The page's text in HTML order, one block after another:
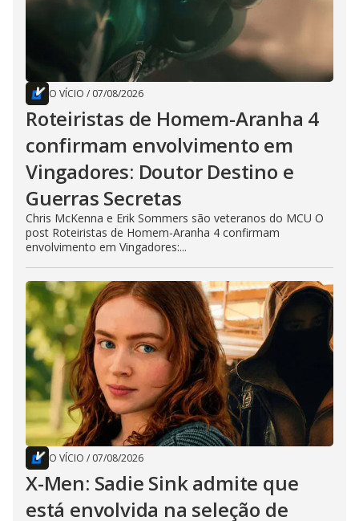
O VÍCIO / 07/08/2026
Roteiristas de Homem-Aranha 4
confirmam envolvimento em
Vingadores: Doutor Destino e
Guerras Secretas
Chris McKenna e Erik Sommers são veteranos do MCU O
post Roteiristas de Homem-Aranha 4 confirmam
envolvimento em Vingadores:...
O VÍCIO / 07/08/2026
X-Men: Sadie Sink admite que
está envolvida na seleção de